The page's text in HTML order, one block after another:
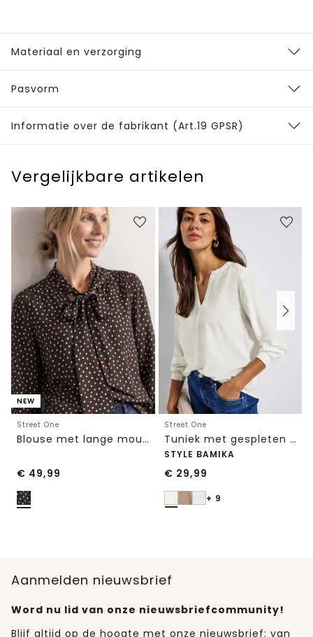
Materiaal en verzorging
Pasvorm
Informatie over de fabrikant (Art.19 GPSR)
Vergelijkbare artikelen
NEW
Street One
Blouse met lange mouwen en strikdetail
€ 49,99
Street One
Tuniek met gespleten hals
STYLE BAMIKA
€ 29,99
+ 9
Aanmelden nieuwsbrief
Word nu lid van onze nieuwsbriefcommunity!
Blijf altijd op de hoogte met onze nieuwsbrief: van